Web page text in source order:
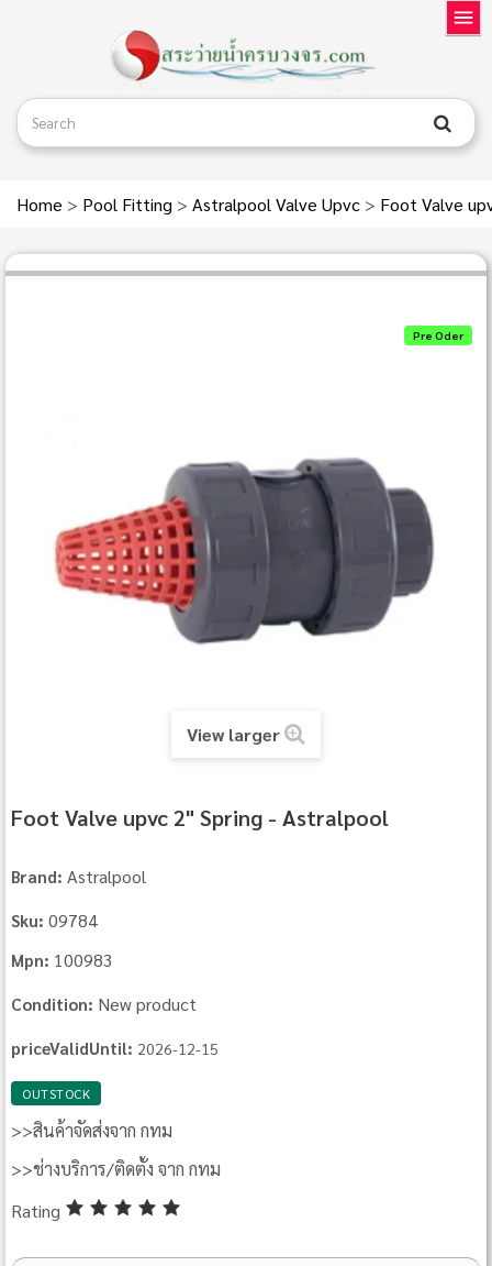
Home > Pool Fitting > Astralpool Valve Upvc > Foot Valve
Pre Oder
View larger
Foot Valve upvc 2" Spring - Astralpool
Brand: Astralpool
Sku: 09784
Mpn: 100983
Condition: New product
priceValidUntil: 2026-12-15
OUTSTOCK
>>สินค้าจัดส่งจาก กทม
>>ช่างบริการ/ติดตั้ง จาก กทม
Rating